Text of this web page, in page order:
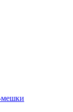
мешки